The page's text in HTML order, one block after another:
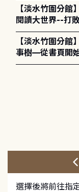
【淡水竹圍分館
閱讀大世界--打
護全攻略》
【淡水竹圍分館
事樹—從書頁開
電章魚》
選擇後將前往指